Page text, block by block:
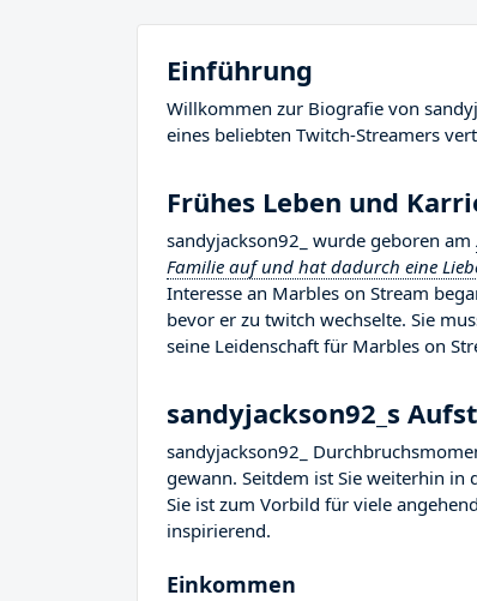
Einführung
Willkommen zur Biografie von
eines beliebten Twitch-Streamers
Frühes Leben und
sandyjackson92_ wurde geboren am
Familie auf und hat dadurch eine
Interesse an Marbles on Stream
bevor er zu twitch wechselte. Sie
seine Leidenschaft für Marbles on
sandyjackson92_s
sandyjackson92_
gewann. Seitdem ist Sie weiterhin in
Sie ist zum Vorbild für viele
inspirierend.
Einkommen